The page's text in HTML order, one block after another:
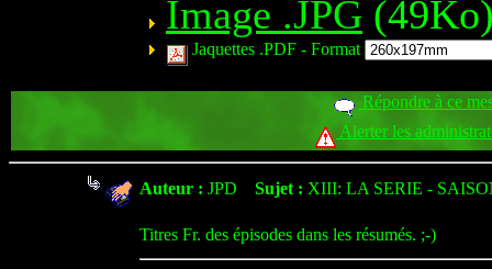
Image .JPG
Jaquettes .PDF - Format
Répondre à ce
Alerter les
Auteur : JPD Sujet : XIII: LA SERIE -
Titres Fr. des épisodes dans les résumés. ;-)